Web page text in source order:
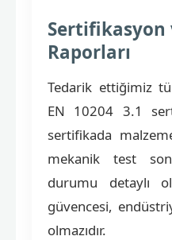
Sertifikasyon
Raporları
Tedarik ettiğimiz
EN 10204 3.1
sertifikada
mekanik test
durumu detaylı
güvencesi,
olmazıdır.